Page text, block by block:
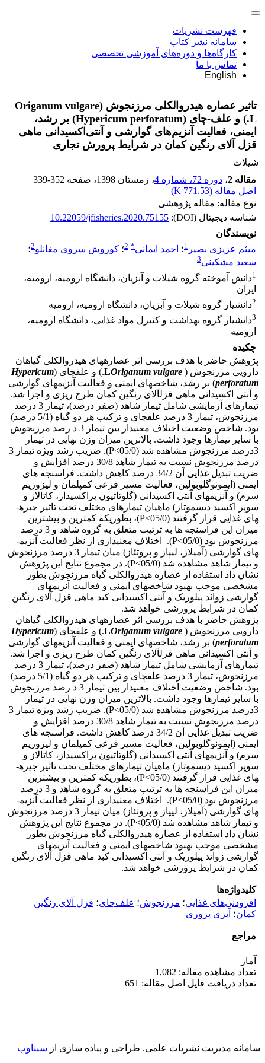
فهرست نشریات
سامانه نشر کتاب
کارگاه‌ها و دوره‌های آموزشی تخصصی
تماس با ما
English
تاثیر عصاره‌ هیدروالکلی مرزنجوش (Origanum vulgare
L.) و علف-چای (Hypericum perforatum) بر رشد،
ایمنی، فعالیت آنزیم‌های گوارشی و آنتی‌اکسیدانی ماهی
قزل آلای رنگین کمان در شرایط پرورش تجاری
شیلات
مقاله 2
، دوره 72، شماره 4 ، زمستان 1398 ، صفحه 339-352
اصل مقاله (771.53 K
)
نوع مقاله: مقاله پژوهشی
شناسه دیجیتال (DOI):
10.22059/jfisheries.2020.75155
نویسندگان
میثم عزیزی بصیر 1؛ احمد ایمانی*
2؛ کوروش سروی مغانلو2؛
سعید مشکینی3
1دانش آموخته گروه شیلات و آبزیان، دانشگاه ارومیه، ارومیه،
ایران
2دانشیار گروه شیلات و آبزیان، دانشگاه ارومیه، ارومیه
3دانشیار گروه بهداشت و کنترل مواد غذایی، دانشگاه ارومیه،
ارومیه
چکیده
پژوهش حاضر با هدف بررسی اثر عصاره­های هیدروالکلی گیاهان
دارویی مرزنجوش ( Origanum vulgare
L
.) و علف­چای (Hypericum
perforatum) بر رشد، شاخص­های ایمنی و فعالیت آنزیم­های گوارشی
و آنتی اکسیدانی ماهی قزل­آلای رنگین کمان طرح ریزی و اجرا شد.
تیمارهای آزمایشی شامل تیمار شاهد (صفر درصد)، تیمار 3 درصد
مرزنجوش، تیمار 3 درصد علف­چای و ترکیب هر دو گیاه (5/1 درصد)
بود.
شاخص وضعیت اختلاف معنی­دار بین تیمار 3 د رصد مرزنجوش
با سایر تیمارها وجود داشت. بالاترین میزان وزن نهایی در تیمار
3درصد مرزنجوش مشاهده شد (05/0>
P
). ضریب رشد ویژه تیمار 3
درصد مرزنجوش نسبت به تیمار شاهد 30/8 درصد افزایش و
ضریب تبدیل غذایی آن 34/2 درصد کاهش داشت.
فراسنجه های
ایمنی (ایمونوگلوبولین، فعالیت مسیر فرعی کمپلمان و لیزوزیم
سرم) و آنزیم­های آنتی اکسیدانی (گلوتاتیون پراکسیداز، کاتالاز و
سوپر اکسید دیسموتاز) ماهیان تیمارهای مختلف تحت تاثیر جیره­
های غذایی قرار گرفتند (05/0>
P)، بطوریکه کمترین و بیشترین
میزان این فراسنجه ها به ترتیب متعلق به گروه شاهد و 3 درصد
مرزنجوش بود (05/0>
P
).
اختلاف معنی­داری از نظر فعالیت آنزیم­
های گوارشی (آمیلاز، لیپاز و پروتئاز) میان تیمار 3 درصد مرزنجوش
و تیمار شاهد مشاهده شد (05/0>
P
). در مجموع نتایج این پژوهش
نشان داد استفاده از عصاره هیدروالکلی گیاه مرزنجوش بطور
مشخصی موجب بهبود شاخص­های ایمنی و فعالیت آنزیم­های
گوارشی زوائد پیلوریک و آنتی اکسیدانی کبد ماهی قزل آلای رنگین
کمان در شرایط پرورشی خواهد شد.
پژوهش حاضر با هدف بررسی اثر عصاره­های هیدروالکلی گیاهان
دارویی مرزنجوش ( Origanum vulgare
L
.) و علف­چای (Hypericum
perforatum) بر رشد، شاخص­های ایمنی و فعالیت آنزیم­های گوارشی
و آنتی اکسیدانی ماهی قزل­آلای رنگین کمان طرح ریزی و اجرا شد.
تیمارهای آزمایشی شامل تیمار شاهد (صفر درصد)، تیمار 3 درصد
مرزنجوش، تیمار 3 درصد علف­چای و ترکیب هر دو گیاه (5/1 درصد)
بود.
شاخص وضعیت اختلاف معنی­دار بین تیمار 3 د رصد مرزنجوش
با سایر تیمارها وجود داشت. بالاترین میزان وزن نهایی در تیمار
3درصد مرزنجوش مشاهده شد (05/0>
P
). ضریب رشد ویژه تیمار 3
درصد مرزنجوش نسبت به تیمار شاهد 30/8 درصد افزایش و
ضریب تبدیل غذایی آن 34/2 درصد کاهش داشت.
فراسنجه های
ایمنی (ایمونوگلوبولین، فعالیت مسیر فرعی کمپلمان و لیزوزیم
سرم) و آنزیم­های آنتی اکسیدانی (گلوتاتیون پراکسیداز، کاتالاز و
سوپر اکسید دیسموتاز) ماهیان تیمارهای مختلف تحت تاثیر جیره­
های غذایی قرار گرفتند (05/0>
P)، بطوریکه کمترین و بیشترین
میزان این فراسنجه ها به ترتیب متعلق به گروه شاهد و 3 درصد
مرزنجوش بود (05/0>
P
).
اختلاف معنی­داری از نظر فعالیت آنزیم­
های گوارشی (آمیلاز، لیپاز و پروتئاز) میان تیمار 3 درصد مرزنجوش
و تیمار شاهد مشاهده شد (05/0>
P
). در مجموع نتایج این پژوهش
نشان داد استفاده از عصاره هیدروالکلی گیاه مرزنجوش بطور
مشخصی موجب بهبود شاخص­های ایمنی و فعالیت آنزیم­های
گوارشی زوائد پیلوریک و آنتی اکسیدانی کبد ماهی قزل آلای رنگین
کمان در شرایط پرورشی خواهد شد.
کلیدواژه‌ها
افزودنی‌های غذایی؛ مرزنجوش؛ علف‌چای؛ قزل آلای رنگین
کمان؛ آبزی پروری
مراجع
آمار
تعداد مشاهده مقاله: 1,082
تعداد دریافت فایل اصل مقاله: 651
سامانه مدیریت نشریات علمی. طراحی و پیاده سازی از سیناوب